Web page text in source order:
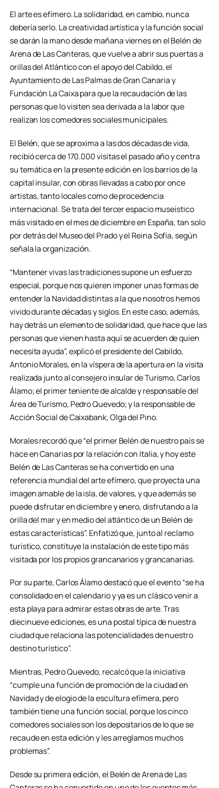
El arte es efímero. La solidaridad, en cambio, nunca
debería serlo. La creatividad artística y la función social
se darán la mano desde mañana viernes en el Belén de
Arena de Las Canteras, que vuelve a abrir sus puertas a
orillas del Atlántico con el apoyo del Cabildo, el
Ayuntamiento de Las Palmas de Gran Canaria y
Fundación La Caixa para que la recaudación de las
personas que lo visiten sea derivada a la labor que
realizan los comedores sociales municipales.
El Belén, que se aproxima a las dos décadas de vida,
recibió cerca de 170.000 visitas el pasado año y centra
su temática en la presente edición en los barrios de la
capital insular, con obras llevadas a cabo por once
artistas, tanto locales como de procedencia
internacional. Se trata del tercer espacio museístico
más visitado en el mes de diciembre en España, tan solo
por detrás del Museo del Prado y el Reina Sofía, según
señala la organización.
“Mantener vivas las tradiciones supone un esfuerzo
especial, porque nos quieren imponer unas formas de
entender la Navidad distintas a la que nosotros hemos
vivido durante décadas y siglos. En este caso, además,
hay detrás un elemento de solidaridad, que hace que las
personas que vienen hasta aquí se acuerden de quien
necesita ayuda”, explicó el presidente del Cabildo,
Antonio Morales, en la víspera de la apertura en la visita
realizada junto al consejero insular de Turismo, Carlos
Álamo; el primer teniente de alcalde y responsable del
Área de Turismo, Pedro Quevedo; y la responsable de
Acción Social de Caixabank, Olga del Pino.
Morales recordó que “el primer Belén de nuestro país se
hace en Canarias por la relación con Italia, y hoy este
Belén de Las Canteras se ha convertido en una
referencia mundial del arte efímero, que proyecta una
imagen amable de la isla, de valores, y que además se
puede disfrutar en diciembre y enero, disfrutando a la
orilla del mar y en medio del atlántico de un Belén de
estas características”. Enfatizó que, junto al reclamo
turístico, constituye la instalación de este tipo más
visitada por los propios grancanarios y grancanarias.
Por su parte, Carlos Álamo destacó que el evento “se ha
consolidado en el calendario y ya es un clásico venir a
esta playa para admirar estas obras de arte. Tras
diecinueve ediciones, es una postal típica de nuestra
ciudad que relaciona las potencialidades de nuestro
destino turístico”.
Mientras, Pedro Quevedo, recalcó que la iniciativa
“cumple una función de promoción de la ciudad en
Navidad y de elogio de la escultura efímera, pero
también tiene una función social, porque los cinco
comedores sociales son los depositarios de lo que se
recaude en esta edición y les arreglamos muchos
problemas”.
Desde su primera edición, el Belén de Arena de Las